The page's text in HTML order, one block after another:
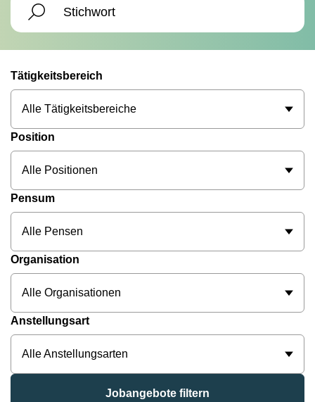
Tätigkeitsbereich
Alle Tätigkeitsbereiche
Position
Alle Positionen
Pensum
Alle Pensen
Organisation
Alle Organisationen
Anstellungsart
Alle Anstellungsarten
Jobangebote filtern